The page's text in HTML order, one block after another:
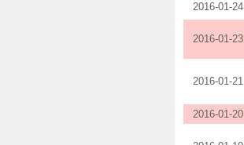
2016-01-24
2016-01-23
2016-01-21
2016-01-20